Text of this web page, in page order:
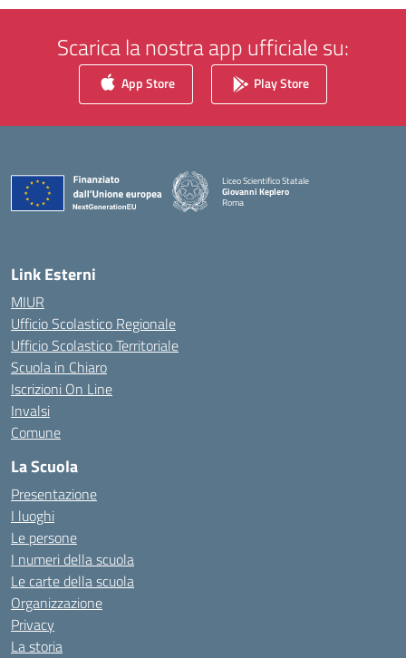
Scarica la nostra app ufficiale su:
App Store Play Store
Liceo Scientifico Statale
Giovanni Keplero
Roma
Link Esterni
MIUR
Ufficio Scolastico Regionale
Ufficio Scolastico Territoriale
Scuola in Chiaro
Iscrizioni On Line
Invalsi
Comune
La Scuola
Presentazione
I luoghi
Le persone
I numeri della scuola
Le carte della scuola
Organizzazione
Privacy
La storia